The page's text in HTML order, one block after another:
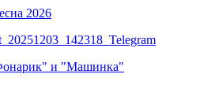
2026
и "Машинка"